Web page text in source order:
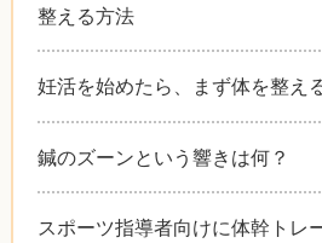
整える方法
妊活を始めたら、まず体を整え
鍼のズーンという響きは何？
スポーツ指導者向けに体幹トレ